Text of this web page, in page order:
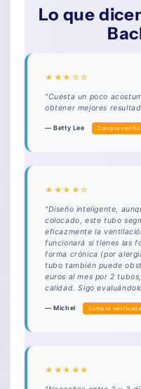
Lo que
★★★☆☆
"Cuesta un poco
obtener mejores
— Betty Lee Compra
★★★★☆
"Diseño inteligente,
colocado, este tubo
eficazmente la
funcionará si tienes las
forma crónica (por
tubo también puede
euros al mes por 2
calidad. Sigo
— Michel Compra
★★★★★